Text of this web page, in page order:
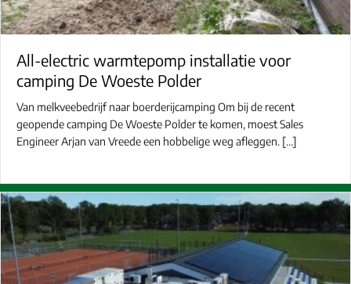
All-electric warmtepomp installatie voor
camping De Woeste Polder
Van melkveebedrijf naar boerderijcamping Om bij de recent
geopende camping De Woeste Polder te komen, moest Sales
Engineer Arjan van Vreede een hobbelige weg afleggen. […]